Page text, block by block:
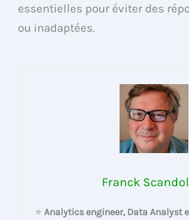
essentielles pour éviter des
ou inadaptées.
Franck
⭐ Analytics engineer, Data Analyst